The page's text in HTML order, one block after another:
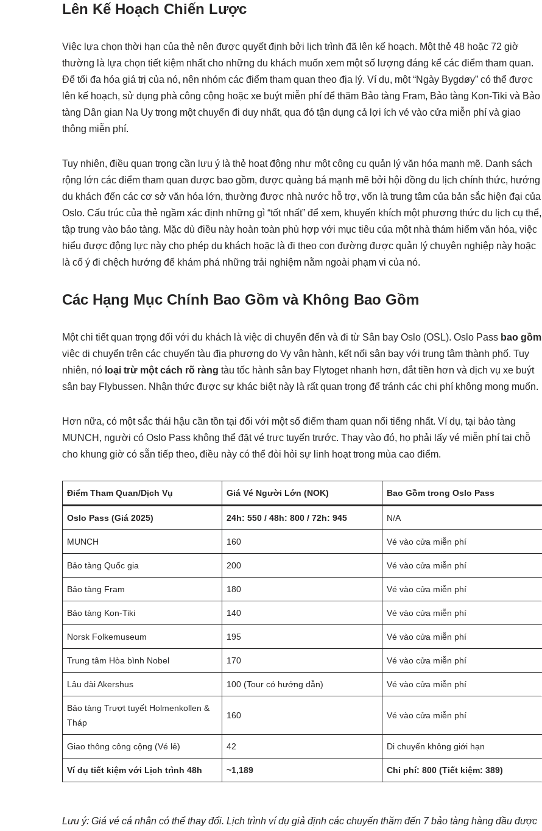
Lên Kế Hoạch Chiến Lược
Việc lựa chọn thời hạn của thẻ nên được quyết định bởi lịch trình đã lên kế hoạch. Một thẻ 48 hoặc 72 giờ
thường là lựa chọn tiết kiệm nhất cho những du khách muốn xem một số lượng đáng kể các điểm tham quan.
Để tối đa hóa giá trị của nó, nên nhóm các điểm tham quan theo địa lý. Ví dụ, một “Ngày Bygdøy” có thể được
lên kế hoạch, sử dụng phà công cộng hoặc xe buýt miễn phí để thăm Bảo tàng Fram, Bảo tàng Kon-Tiki và Bảo
tàng Dân gian Na Uy trong một chuyến đi duy nhất, qua đó tận dụng cả lợi ích vé vào cửa miễn phí và giao
thông miễn phí.
Tuy nhiên, điều quan trọng cần lưu ý là thẻ hoạt động như một công cụ quản lý văn hóa mạnh mẽ. Danh sách
rộng lớn các điểm tham quan được bao gồm, được quảng bá mạnh mẽ bởi hội đồng du lịch chính thức, hướng
du khách đến các cơ sở văn hóa lớn, thường được nhà nước hỗ trợ, vốn là trung tâm của bản sắc hiện đại của
Oslo. Cấu trúc của thẻ ngầm xác định những gì “tốt nhất” để xem, khuyến khích một phương thức du lịch cụ thể,
tập trung vào bảo tàng. Mặc dù điều này hoàn toàn phù hợp với mục tiêu của một nhà thám hiểm văn hóa, việc
hiểu được động lực này cho phép du khách hoặc là đi theo con đường được quản lý chuyên nghiệp này hoặc
là cố ý đi chệch hướng để khám phá những trải nghiệm nằm ngoài phạm vi của nó.
Các Hạng Mục Chính Bao Gồm và Không Bao Gồm
Một chi tiết quan trọng đối với du khách là việc di chuyển đến và đi từ Sân bay Oslo (OSL). Oslo Pass bao gồm
việc di chuyển trên các chuyến tàu địa phương do Vy vận hành, kết nối sân bay với trung tâm thành phố. Tuy
nhiên, nó loại trừ một cách rõ ràng tàu tốc hành sân bay Flytoget nhanh hơn, đắt tiền hơn và dịch vụ xe buýt
sân bay Flybussen. Nhận thức được sự khác biệt này là rất quan trọng để tránh các chi phí không mong muốn.
Hơn nữa, có một sắc thái hậu cần tồn tại đối với một số điểm tham quan nổi tiếng nhất. Ví dụ, tại bảo tàng
MUNCH, người có Oslo Pass không thể đặt vé trực tuyến trước. Thay vào đó, họ phải lấy vé miễn phí tại chỗ
cho khung giờ có sẵn tiếp theo, điều này có thể đòi hỏi sự linh hoạt trong mùa cao điểm.
Điểm Tham Quan/Dịch Vụ Giá Vé Người Lớn (NOK) Bao Gồm trong Oslo Pass
Oslo Pass (Giá 2025) 24h: 550 / 48h: 800 / 72h: 945 N/A
MUNCH 160 Vé vào cửa miễn phí
Bảo tàng Quốc gia 200 Vé vào cửa miễn phí
Bảo tàng Fram 180 Vé vào cửa miễn phí
Bảo tàng Kon-Tiki 140 Vé vào cửa miễn phí
Norsk Folkemuseum 195 Vé vào cửa miễn phí
Trung tâm Hòa bình Nobel 170 Vé vào cửa miễn phí
Lâu đài Akershus 100 (Tour có hướng dẫn) Vé vào cửa miễn phí
Bảo tàng Trượt tuyết Holmenkollen &
Tháp
160 Vé vào cửa miễn phí
Giao thông công cộng (Vé lẻ) 42 Di chuyển không giới hạn
Ví dụ tiết kiệm với Lịch trình 48h ~1,189 Chi phí: 800 (Tiết kiệm: 389)
Lưu ý: Giá vé cá nhân có thể thay đổi. Lịch trình ví dụ giả định các chuyến thăm đến 7 bảo tàng hàng đầu được